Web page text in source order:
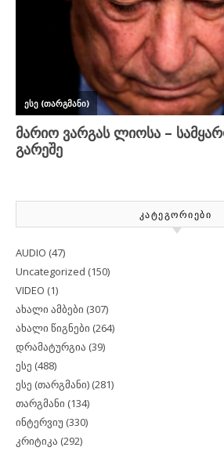
ᲙᲐᲢᲔᲒᲝᲠᲘᲔᲑᲘ
AUDIO (47)
Uncategorized (150)
VIDEO (1)
ახალი ამბები (307)
ახალი წიგნები (264)
დრამატურგია (39)
ესე (488)
ესე (თარგმანი) (281)
თარგმანი (134)
ინტერვიუ (330)
კრიტიკა (292)